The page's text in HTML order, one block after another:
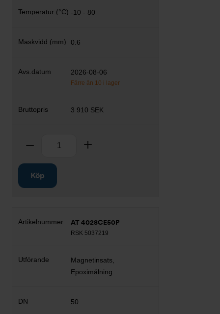
-10 - 80
0.6
2026-08-06
Färre än 10 i lager
3 910 SEK
Ta bort
Köp
AT 4028CE50P
RSK 5037219
Magnetinsats,
Epoximålning
50